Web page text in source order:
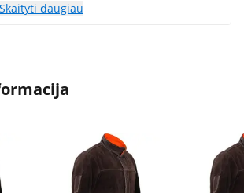
Skaityti daugiau